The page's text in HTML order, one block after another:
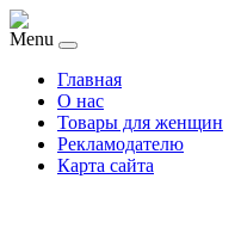
Menu
Главная
О нас
Товары для женщин
Рекламодателю
Карта сайта